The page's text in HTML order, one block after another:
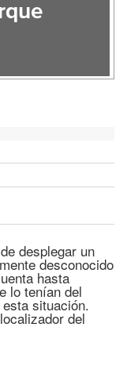
desplegar un
desconocido
hasta
lo tenían del
situación.
del